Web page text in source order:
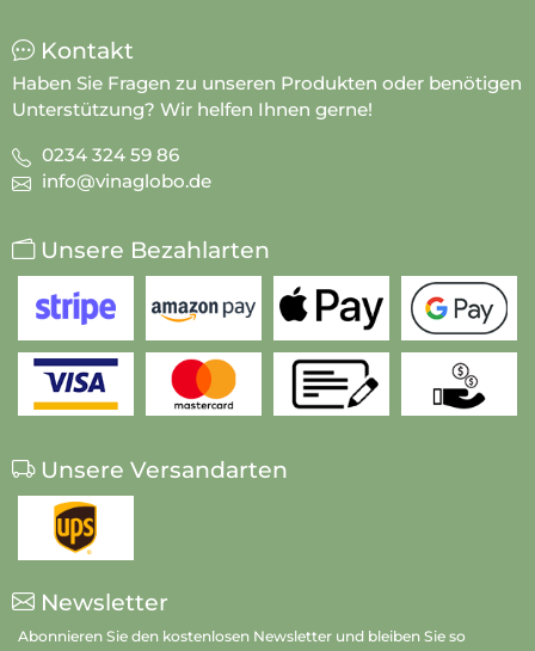
Kontakt
Haben Sie Fragen zu unseren Produkten oder benötigen
Unterstützung? Wir helfen Ihnen gerne!
0234 324 59 86
info@vinaglobo.de
Unsere Bezahlarten
Unsere Versandarten
Newsletter
Abonnieren Sie den kostenlosen Newsletter und bleiben Sie so